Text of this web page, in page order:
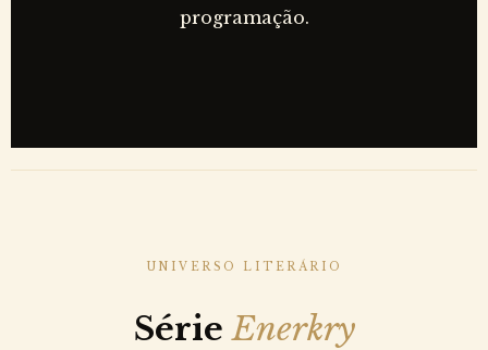
programação.
UNIVERSO LITERÁRIO
SérieEnerkry